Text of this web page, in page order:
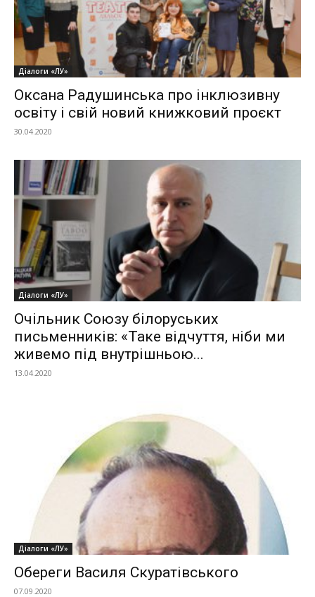
Діалоги «ЛУ»
Оксана Радушинська про інклюзивну
освіту і свій новий книжковий проєкт
30.04.2020
Діалоги «ЛУ»
Очільник Союзу білоруських
письменників: «Таке відчуття, ніби ми
живемо під внутрішньою...
13.04.2020
Діалоги «ЛУ»
Обереги Василя Скуратівського
07.09.2020